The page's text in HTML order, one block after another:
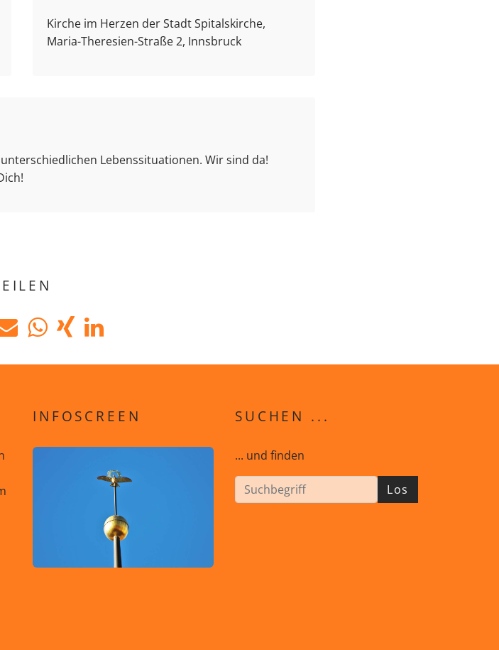
Kirche im Herzen der Stadt Spitalskirche,
Maria-Theresien-Straße 2, Innsbruck
Lebenssituationen. Wir sind da!
INFOSCREEN SUCHEN ...
... und finden
Los